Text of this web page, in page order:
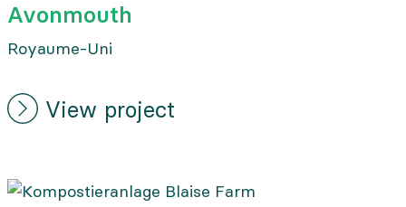
Avonmouth
Royaume-Uni
View project